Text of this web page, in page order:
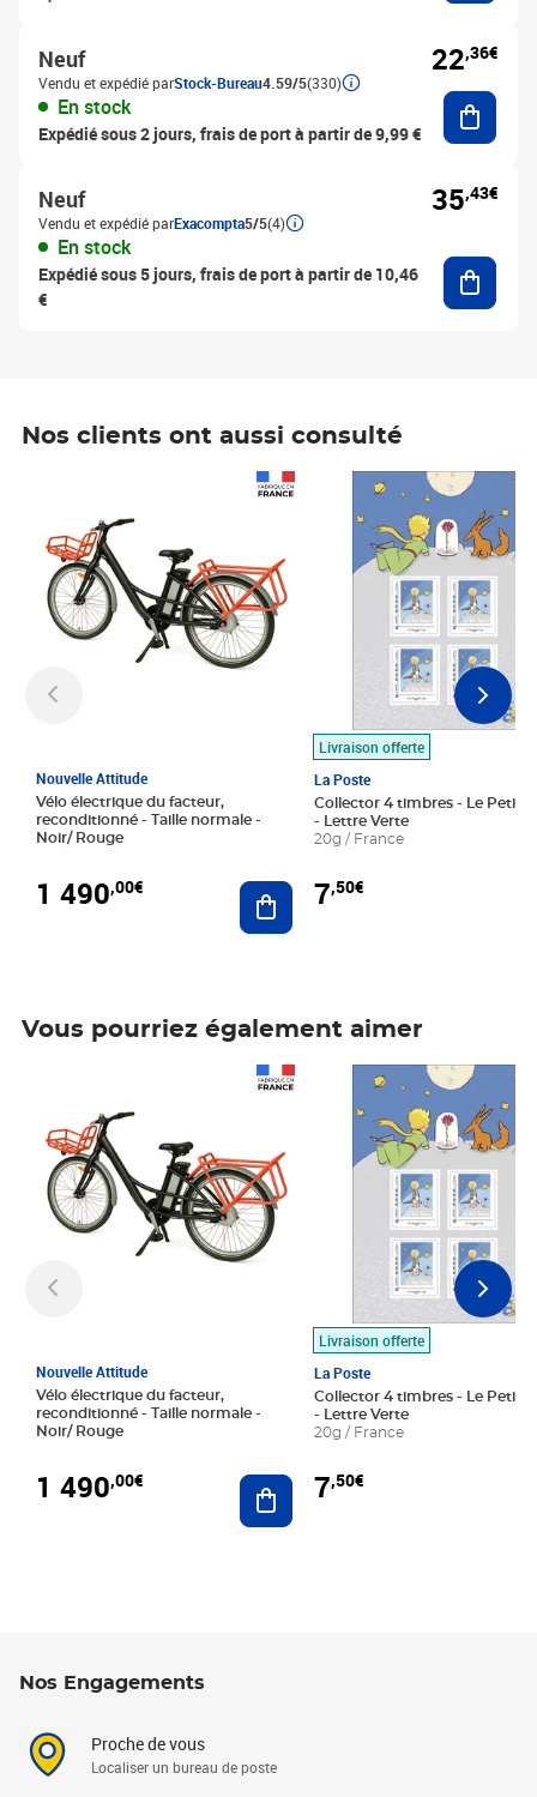
Neuf
Vendu et expédié parStock-Bureau4.59/5(330)
En stock
Expédié sous 2 jours, frais de port à partir de 9,99 €
22,36€
Neuf
Vendu et expédié parExacompta5/5(4)
En stock
Expédié sous 5 jours, frais de port à partir de 10,46
€
35,43€
Nos clients ont aussi consulté
Nouvelle Attitude
Vélo électrique du facteur,
reconditionné - Taille normale -
Noir/ Rouge
1 490,00€ Ajouter au panier
Livraison offerte
La Poste
Collector 4 timbres - Le Petit
- Lettre Verte
20g / France
7,50€
Prix 7,50€
Vous pourriez également aimer
Nouvelle Attitude
Vélo électrique du facteur,
reconditionné - Taille normale -
Noir/ Rouge
1 490,00€ Ajouter au panier
Livraison offerte
La Poste
Collector 4 timbres - Le Petit
- Lettre Verte
20g / France
7,50€
Prix 7,50€
Nos Engagements
Proche de vous
Localiser un bureau de poste